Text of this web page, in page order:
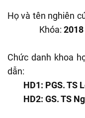
Họ và tên nghiên
Khóa: 2018
Chức danh khoa
dẫn:
HD1: PGS. TS
HD2: GS. TS